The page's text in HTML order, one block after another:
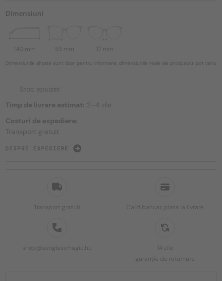
Transport gratuit Card bancar, plata la livrare
shop@sunglassmagic.hu
14 zile
garanție de returnare
Dimensiuni
140 mm 53 mm 17 mm
Dimensiunile afișate sunt doar pentru informare, dimensiunile reale ale produsului pot varia.
Stoc epuizat
Timp de livrare estimat: 2–4 zile
Costuri de expediere:
Transport gratuit
DESPRE EXPEDIERE